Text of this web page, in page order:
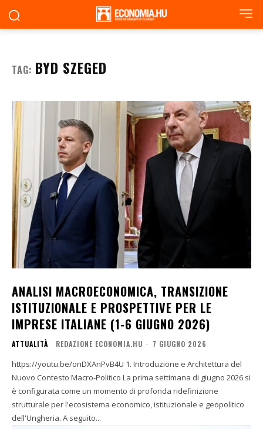
TAG: BYD SZEGED
ANALISI MACROECONOMICA, TRANSIZIONE
ISTITUZIONALE E PROSPETTIVE PER LE
IMPRESE ITALIANE (1-6 GIUGNO 2026)
ATTUALITÀ REDAZIONE ECONOMIA.HU - 7 GIUGNO 2026
https://youtu.be/onDXAnPvB4U 1. Introduzione e Architettura del
Nuovo Contesto Macro-Politico La prima settimana di giugno 2026 si
è configurata come un momento di profonda ridefinizione
strutturale per l'ecosistema economico, istituzionale e geopolitico
dell'Ungheria. A seguito...